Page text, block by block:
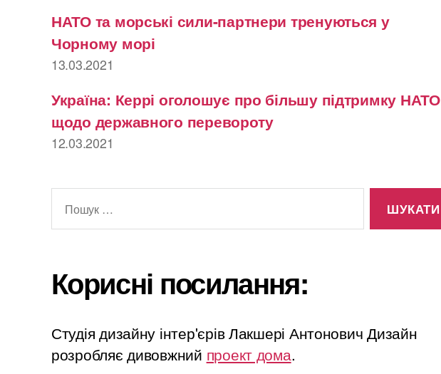
НАТО та морські сили-партнери тренуються у
Чорному морі
13.03.2021
Україна: Керрі оголошує про більшу підтримку НАТО
щодо державного перевороту
12.03.2021
Корисні посилання:
Студія дизайну інтер'єрів Лакшері Антонович Дизайн
розробляє дивовжний проект дома.